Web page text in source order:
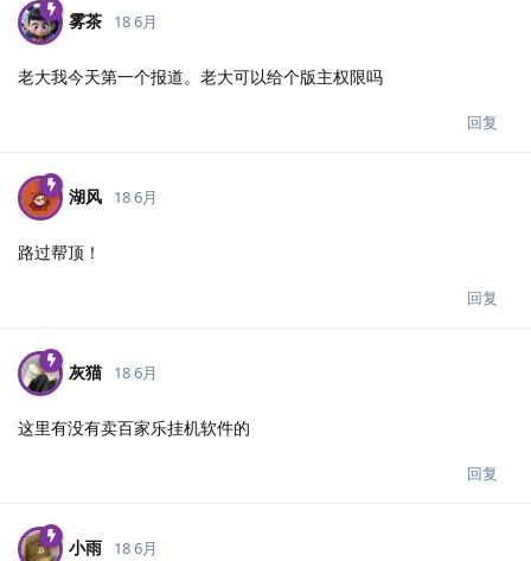
雾茶 18 6月
老大我今天第一个报道。老大可以给个版主权限吗
回复
湖风 18 6月
路过帮顶！
回复
灰猫 18 6月
这里有没有卖百家乐挂机软件的
回复
小雨 18 6月